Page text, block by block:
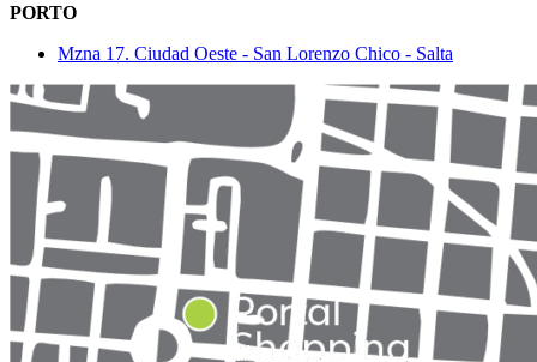
PORTO
Mzna 17. Ciudad Oeste - San Lorenzo Chico - Salta